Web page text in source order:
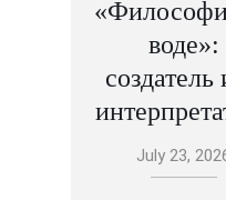
воде»:
создатель
July 23,